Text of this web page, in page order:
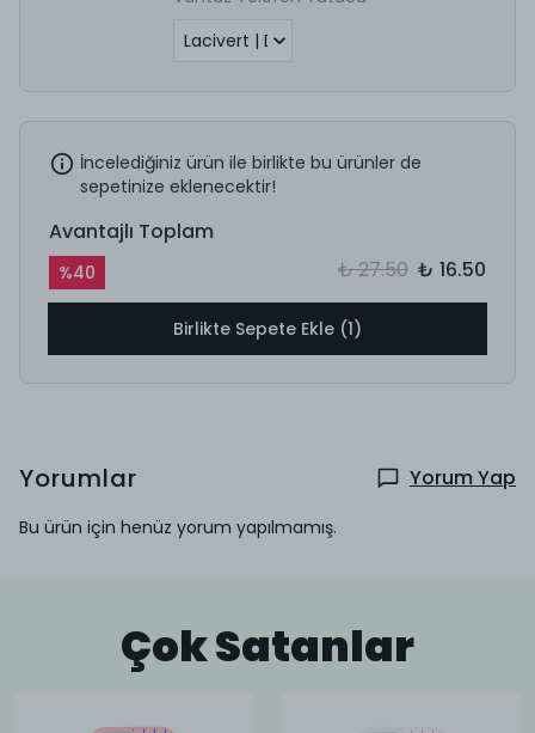
İncelediğiniz ürün ile birlikte bu ürünler de
sepetinize eklenecektir!
Avantajlı Toplam
%40 ₺ 27.50 ₺ 16.50
Birlikte Sepete Ekle (1)
Yorumlar Yorum Yap
Bu ürün için henüz yorum yapılmamış.
Çok Satanlar